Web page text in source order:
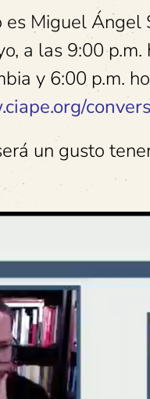
Miguel
a las 9:00
y 6:00 p.m.
un gusto